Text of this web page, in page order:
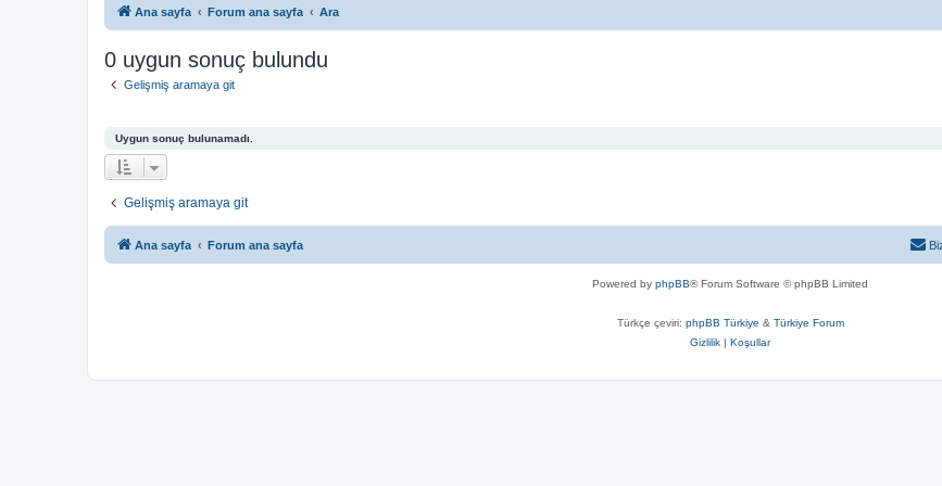
Ana sayfa Forum ana sayfa Ara
0 uygun sonuç bulundu
Gelişmiş aramaya git
Uygun sonuç bulunamadı.
Gelişmiş aramaya git
Ana sayfa Forum ana sayfa
Powered by phpBB® Forum Software © phpBB Limited
Türkçe çeviri: phpBB Türkiye & Türkiye Forum
Gizlilik | Koşullar